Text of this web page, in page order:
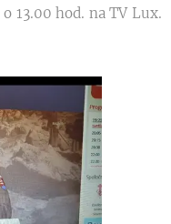
13.00 hod. na TV Lux.